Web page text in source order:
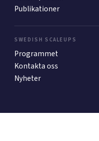
Så
Publikationer
SWEDISH SCALEUPS
Programmet
Kontakta oss
Nyheter